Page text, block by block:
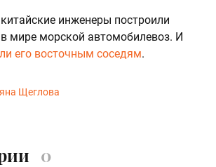
инженеры построили
мире морской автомобилевоз. И
его восточным соседям.
Щеглова
0